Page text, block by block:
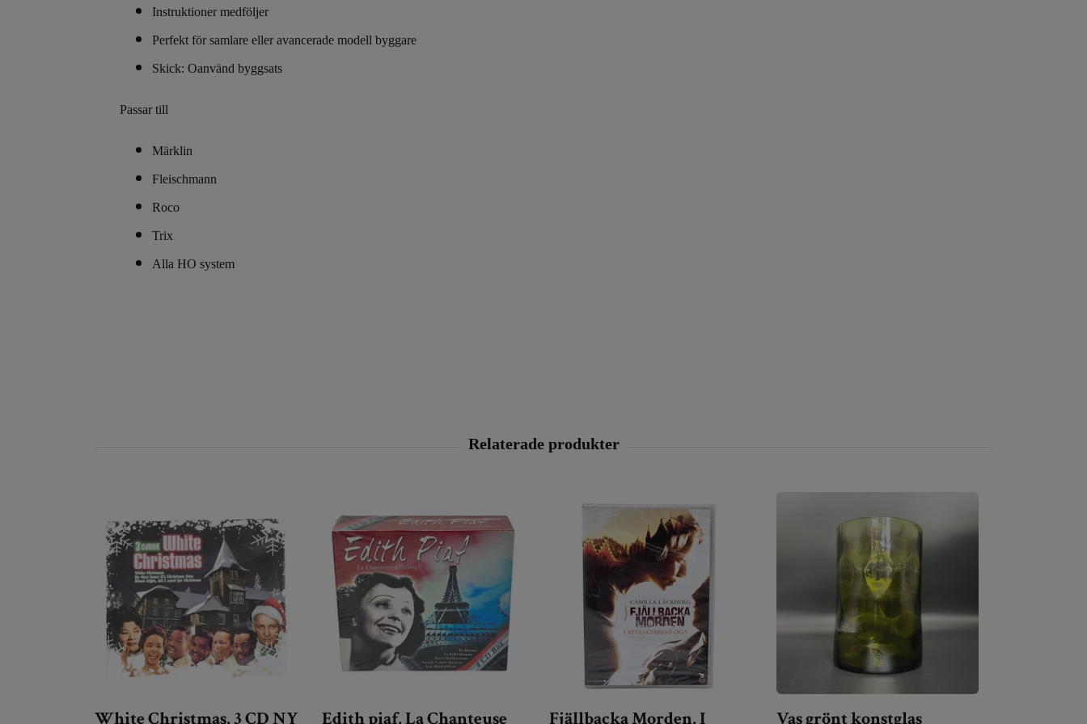
Instruktioner medföljer
Perfekt för samlare eller avancerade modell byggare
Skick: Oanvänd byggsats
Passar till
Märklin
Fleischmann
Roco
Trix
Alla HO system
White Christmas, 3 CD NY
Edith piaf, La Chanteuse
Fjällbacka Morden, I
Vas grönt konstglas